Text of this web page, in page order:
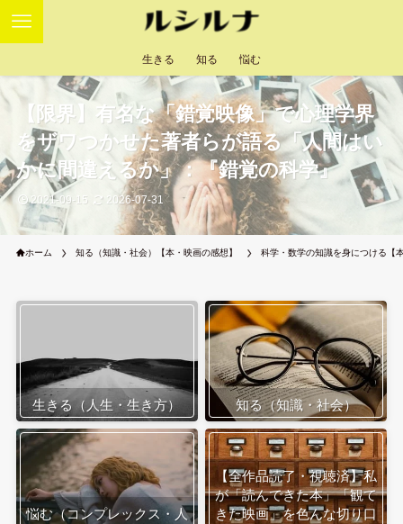
生きる 知る 悩む
【限界】有名な「錯覚映像」で心理学界
をザワつかせた著者らが語る「人間はい
かに間違えるか」：『錯覚の科学』
2021-09-15 2026-07-31
ホーム 知る（知識・社会）【本・映画の感想】 科学・数学の知識を身につける【
生きる（人生・生き方） 知る（知識・社会）
悩む（コンプレックス・人
【全作品読了・視聴済】私
が「読んできた本」「観て
きた映画」を色んな切り口